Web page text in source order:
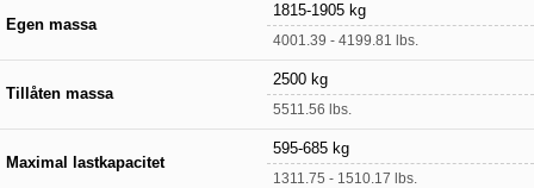
Egen massa
1815-1905 kg
4001.39 - 4199.81 lbs.
Tillåten massa
2500 kg
5511.56 lbs.
Maximal lastkapacitet
595-685 kg
1311.75 - 1510.17 lbs.